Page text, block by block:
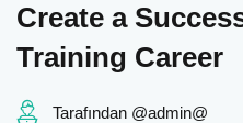
Create a
Training Career
Tarafından @admin@